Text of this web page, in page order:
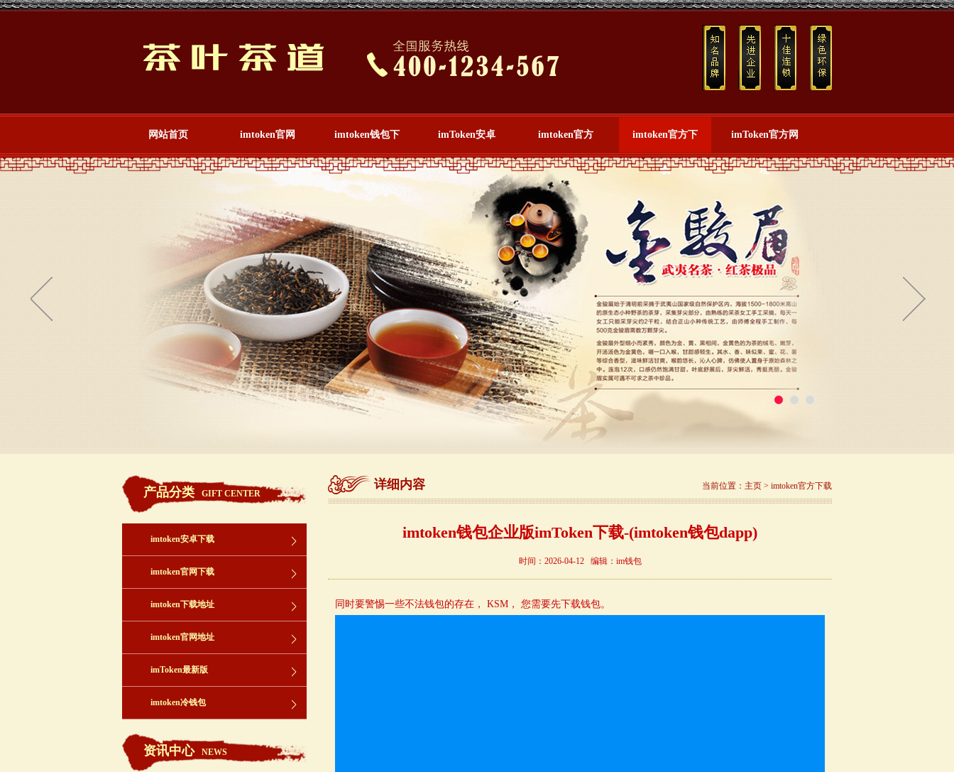
网站首页 imtoken官网 imtoken钱包下
载
imToken安卓 imtoken官方 imtoken官方下
载
imToken官方网
址
产品分类 GIFT CENTER
imtoken安卓下载
imtoken官网下载
imtoken下载地址
imtoken官网地址
imToken最新版
imtoken冷钱包
资讯中心 NEWS
详细内容 当前位置： 主页 > imtoken官方下载
imtoken钱包企业版imToken下载-(imtoken钱包dapp)
时间：2026-04-12 编辑：im钱包
同时要警惕一些不法钱包的存在， KSM， 您需要先下载钱包。